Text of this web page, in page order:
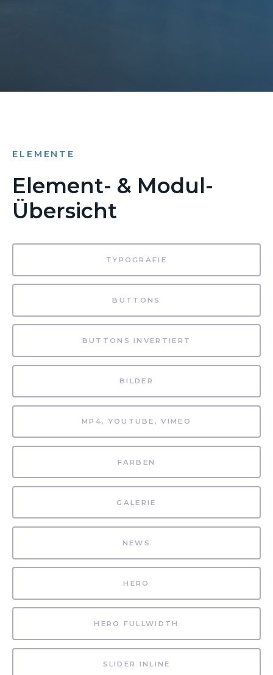
ELEMENTE
Element- & Modul-
Übersicht
TYPOGRAFIE
BUTTONS
BUTTONS INVERTIERT
BILDER
MP4, YOUTUBE, VIMEO
FARBEN
GALERIE
NEWS
HERO
HERO FULLWIDTH
SLIDER INLINE